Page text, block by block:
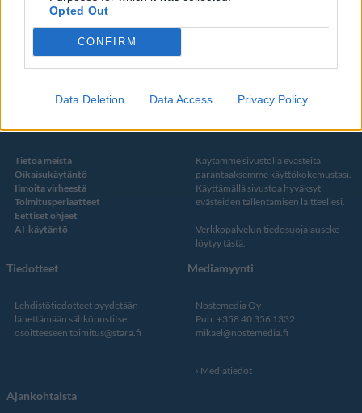
Opted Out
CONFIRM
Data Deletion Data Access Privacy Policy
YouTube
Twitter
Tietoa meistä
Oikaisukäytäntö
Ilmoita virheestä
Toimitusperiaatteet
Eettiset ohjeet
AI-käytäntö
Käytämme sivustolla evästeitä
parantaaksemme käyttökokemustasi.
Käyttämällä sivustoa hyväksyt
evästeiden tallentamisen laitteellesi.
Verkkopalvelun tiedosuojalauseke
löytyy tästä
Tiedotteet
Lehdistötiedotteet pyydetään
lähettämään sähköpostitse
osoitteeseen toimitus@stara.fi
Mediamyynti
Nostemedia Oy
Puh. +358 40 356 1332
mikael@nostemedia.fi
Mediatiedot
Ajankohtaista